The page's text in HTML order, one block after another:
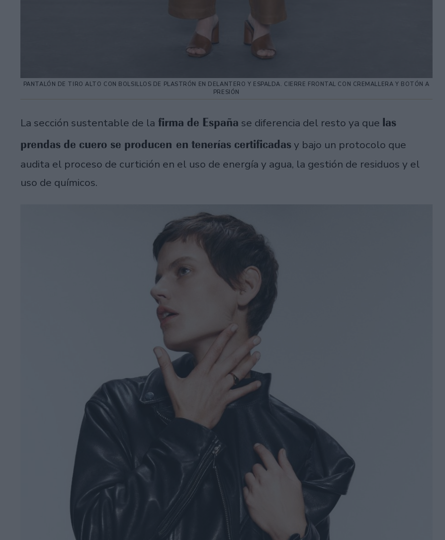
PANTALÓN DE TIRO ALTO CON BOLSILLOS DE PLASTRÓN EN DELANTERO Y ESPALDA. CIERRE FRONTAL CON CREMALLERA Y BOTÓN A
PRESIÓN
La sección sustentable de la firma de España se diferencia del resto ya que las
prendas de cuero se producen en tenerías certificadasy bajo un protocolo que
audita el proceso de curtición en el uso de energía y agua, la gestión de residuos y el
uso de químicos.